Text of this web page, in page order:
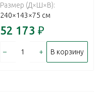
Размер (Д×Ш×В):
240×143×75 см
52 173 ₽
– + В корзину